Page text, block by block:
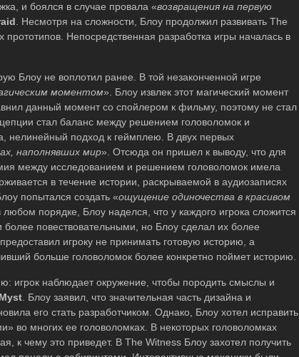
и боялся в случае провала «возвращения на первую
. Несмотря на сложности, Блоу продолжил развивать The
Непосредственная разработка игры началась в
Блоу не воплотил ранее. В той незаконченной игре
моментом». Блоу извлек этот магический момент
данный момент со спойлером к фильму, поэтому не стал
стал баланс между решением головоломок и
нелинейный подход к геймплею. В двух первых
наполнявших мир». Отсюда он пришел к выводу, что для
между исследованием и решением головоломок имела
в течение истории, раскрываемой в аудиозаписях
попытался создать «ощущение одиночества в красивом
порядке, Блоу наделся, что у каждого игрока сложится
повествовательными, но Блоу сделал их более
предоставил игроку не принимать готовую историю, а
больше головоломок более конкретно поймет историю.
игрок наблюдает окружение, чтобы породить смыслы и
Myst . Блоу заявил, что значительная часть дизайна и
его стать разработчиком. Однако, Блоу хотел исправить
во многих ее головоломках. В некоторых головоломках
к чему это приведет. В The Witness Блоу захотел получить